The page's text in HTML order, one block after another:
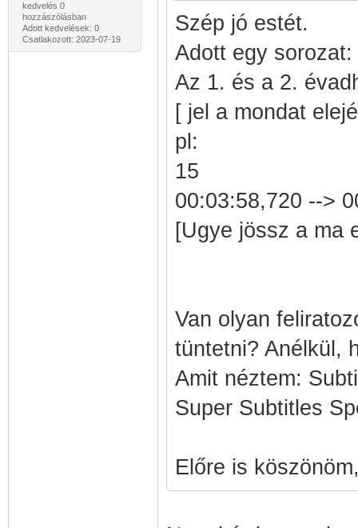
kedvelés 0
hozzászólásban
Adott kedvelések: 0
Csatlakozott: 2023-07-19
Szép jó estét.
Adott egy sorozat:
Az 1. és a 2.
[ jel a mondat
pl:
15
00:03:58,720 -->
[Ugye jössz a ma
Van olyan
tüntetni? Anélkül,
Amit néztem:
Super Subtitles
Előre is